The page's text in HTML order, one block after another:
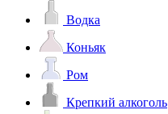
Водка
Коньяк
Ром
Крепкий алкоголь